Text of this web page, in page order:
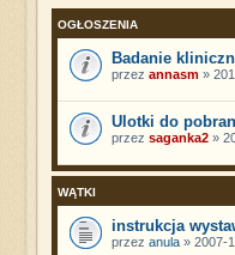
OGŁOSZENIA
Badanie
przez annasm»
Ulotki do
przez saganka2»
WĄTKI
instrukcja
przez anula» 2007-